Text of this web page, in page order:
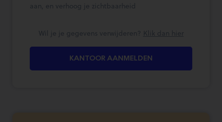
aan, en verhoog je zichtbaarheid
Wil je je gegevens verwijderen? Klik dan hier
KANTOOR AANMELDEN